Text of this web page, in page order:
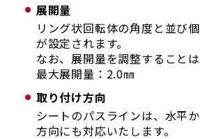
展開量
リング状回転体の角度と並び
が設定されます。
なお、展開量を調整することは
最大展開量：2.0㎜
取り付け方向
シートのパスラインは、水平
方向にも対応いたします。